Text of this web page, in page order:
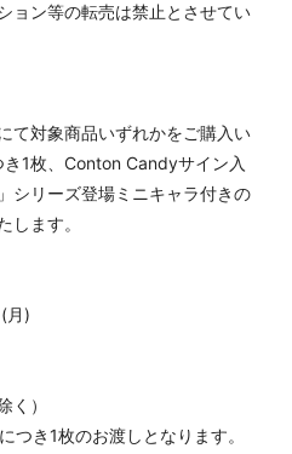
ョン等の転売は禁止とさせてい
て対象商品いずれかをご購入い
1枚、Conton Candyサイン入
シリーズ登場ミニキャラ付きの
します。
月)
く）
つき1枚のお渡しとなります。